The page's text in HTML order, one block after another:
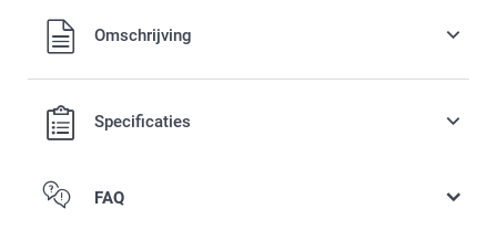
Alle prijzen zijn in EURO (€) inclusief BTW en exclusief
verzendkosten.Omschrijving
Specificaties
FAQ